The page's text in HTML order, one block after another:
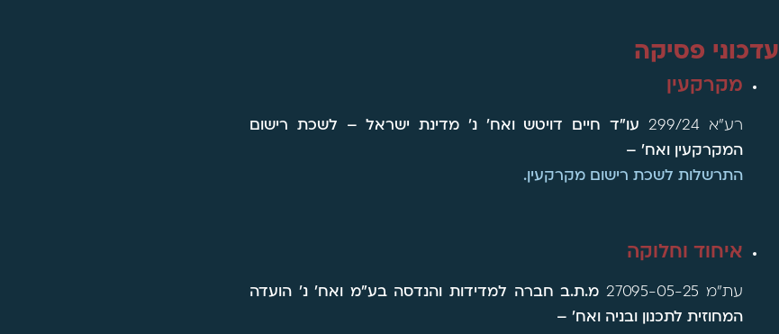
עדכוני פסיקה
מקרקעין
רע"א 299/24
עו"ד חיים דויטש ואח' נ' מדינת ישראל – לשכת רישום
המקרקעין ואח' –
התרשלות לשכת רישום מקרקעין.
איחוד וחלוקה
עת"מ 27095-05-25
מ.ת.ב חברה למדידות והנדסה בע"מ ואח' נ' הועדה
המחוזית לתכנון ובניה ואח' –